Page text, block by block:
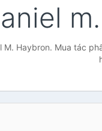
Haybron. Mua tác